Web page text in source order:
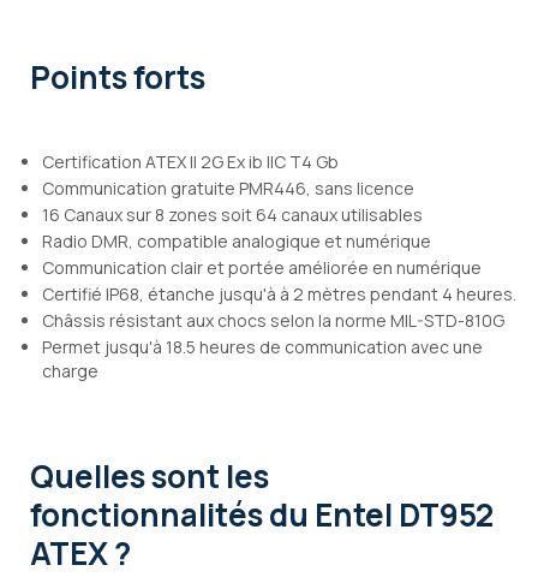
Points forts
Certification ATEX II 2G Ex ib IIC T4 Gb
Communication gratuite PMR446, sans licence
16 Canaux sur 8 zones soit 64 canaux utilisables
Radio DMR, compatible analogique et numérique
Communication clair et portée améliorée en numérique
Certifié IP68, étanche jusqu'à à 2 mètres pendant 4 heures.
Châssis résistant aux chocs selon la norme MIL-STD-810G
Permet jusqu'à 18.5 heures de communication avec une
charge
Quelles sont les
fonctionnalitésdu Entel DT952
ATEX ?